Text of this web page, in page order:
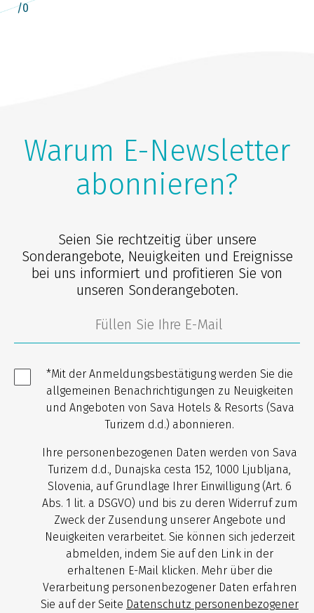
/0
Warum E-Newsletter
abonnieren?
Seien Sie rechtzeitig über unsere
Sonderangebote, Neuigkeiten und Ereignisse
bei uns informiert und profitieren Sie von
unseren Sonderangeboten.
*Mit der Anmeldungsbestätigung werden Sie die
allgemeinen Benachrichtigungen zu Neuigkeiten
und Angeboten von Sava Hotels & Resorts (Sava
Turizem d.d.) abonnieren.
Ihre personenbezogenen Daten werden von Sava
Turizem d.d., Dunajska cesta 152, 1000 Ljubljana,
Slovenia, auf Grundlage Ihrer Einwilligung (Art. 6
Abs. 1 lit. a DSGVO) und bis zu deren Widerruf zum
Zweck der Zusendung unserer Angebote und
Neuigkeiten verarbeitet. Sie können sich jederzeit
abmelden, indem Sie auf den Link in der
erhaltenen E-Mail klicken. Mehr über die
Verarbeitung personenbezogener Daten erfahren
Sie auf der Seite Datenschutz personenbezogener